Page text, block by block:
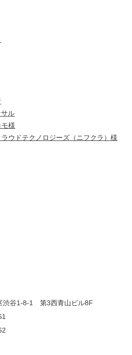
ル
様
ウドテクノロジーズ（ニフクラ）様
渋谷1-8-1 第3西青山ビル8F